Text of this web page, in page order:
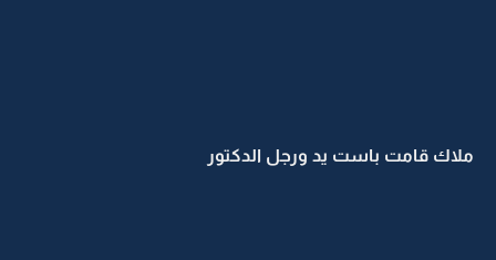
ملاك قامت باست يد ورجل الدكتور